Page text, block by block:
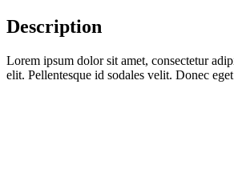
Description
Lorem ipsum dolor sit amet, consectetur
elit. Pellentesque id sodales velit. Donec